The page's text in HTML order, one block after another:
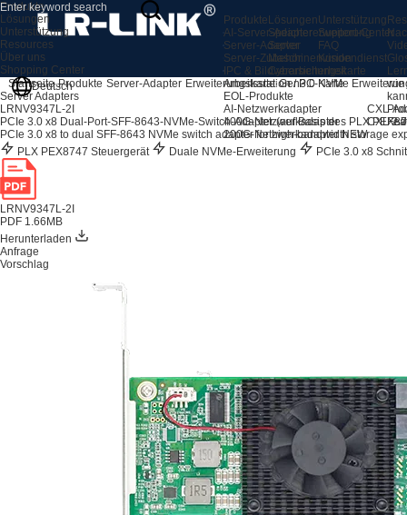
Produkte
AI-Server-Adapter
Server-Adapter
Server-Zubehör
IPC & Bildverarbeitungskarte
Arbeitsstation / PC-Karte
EOL-Produkte
AI-Netzwerkadapter
400G-Netzwerkadapter
200G-NetzwerkadapterNEW
CXL-
CXL 2.0
Lösungen
Speichererweiterung
Server
Maschinenvision
Cybersicherheit
Unterstützung
Support-Center
FAQ
Kundendienst
wie
Produkte
Lösungen
Unterstützung
Resources
Über uns
Shopping Center
Deutsch
Startseite Produkte Server-Adapter Erweiterungskarte Gen3.0 NVMe
Server Adapters
LRNV9347L-2I
PCIe 3.0 x8 Dual-Port-SFF-8643-NVMe-Switch-Adapter (auf Basis des PLX
PCIe 3.0 x8 to dual SFF-8643 NVMe switch adapter for high-bandwidth storage
PLX PEX8747 Steuergerät
Duale NVMe-Erweiterung PCIe 3.0 x8
LRNV9347L-2I
PDF 1.66MB
Herunterladen
Anfrage
Vorschlag